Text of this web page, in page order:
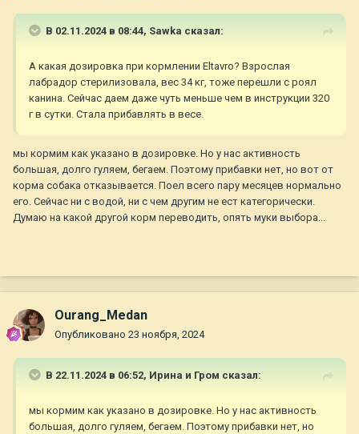
В 02.11.2024 в 08:44, Sawka сказал:
А какая дозировка при кормлении Eltavro? Взрослая
лабрадор стерилизовала, вес 34 кг, тоже перешли с роял
канина. Сейчас даем даже чуть меньше чем в инструкции 320
г в сутки. Стала прибавлять в весе.
мы кормим как указано в дозировке. Но у нас активность
большая, долго гуляем, бегаем. Поэтому прибавки нет, но вот от
корма собака отказывается. Поел всего пару месяцев нормально
его. Сейчас ни с водой, ни с чем другим не ест категорически.
Думаю на какой другой корм переводить, опять муки выбора...
Ourang_Medan
Опубликовано 23 ноября, 2024
В 22.11.2024 в 06:52, Ирина и Гром сказал:
мы кормим как указано в дозировке. Но у нас активность
большая, долго гуляем, бегаем. Поэтому прибавки нет, но